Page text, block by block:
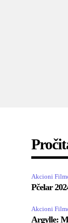
Akcioni
Pčelar
Akcioni
Argylle: